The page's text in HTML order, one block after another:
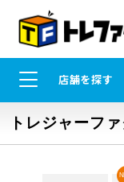
店舗を探す
トレジャーフ